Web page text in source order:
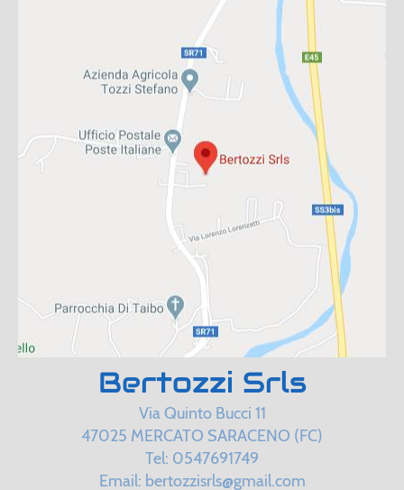
Bertozzi Srls
Via Quinto Bucci 11
47025 MERCATO SARACENO (FC)
Tel: 0547691749
Email: bertozzisrls@gmail.com